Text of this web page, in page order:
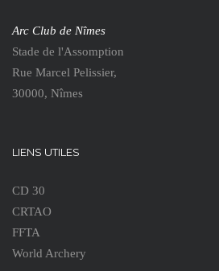
Arc Club de Nîmes
Stade de l'Assomption
Rue Marcel Pelissier,
30000, Nîmes
LIENS UTILES
CD 30
CRTAO
FFTA
World Archery